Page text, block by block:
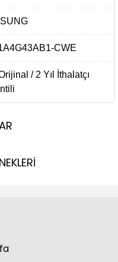
CWE
Orijinal / 2 Yıl İthalatçı